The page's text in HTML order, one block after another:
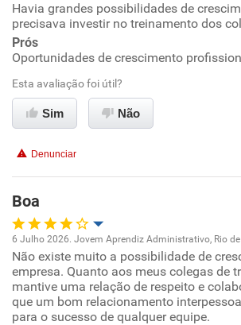
Oportunidade de promoção
Ambiente de trabalho
Conciliação com a vida familiar
Benefícios
Havia grandes possibilidades de
precisava investir no treinamento dos
Prós
Oportunidades de crescimento
Esta avaliação foi útil?
Sim Não
Denunciar
Boa
Oportunidade de promoção
Ambiente de trabalho
6 Julho 2026. Jovem Aprendiz Administrativo, Rio
Não existe muito a possibilidade de
empresa. Quanto aos meus colegas de
mantive uma relação de respeito e
que um bom relacionamento
para o sucesso de qualquer equipe.